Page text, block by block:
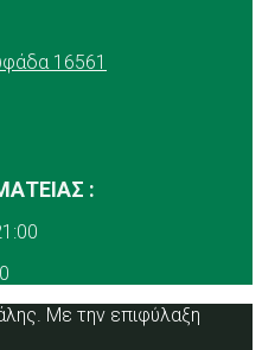
16561
:
Με την επιφύλαξη